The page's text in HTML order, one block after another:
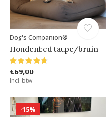
Dog's Companion®
Hondenbed taupe/bruin
€69,00
Incl. btw
-15%